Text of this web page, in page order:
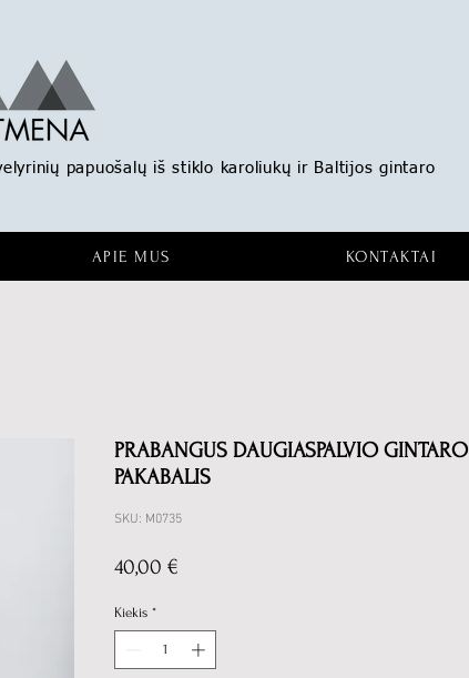
papuošalų iš stiklo karoliukų ir Baltijos gintaro
APIE MUS KONTAKTAI
PRABANGUS DAUGIASPALVIO GINTARO
PAKABALIS
SKU: M0735
40,00 €
Kiekis *